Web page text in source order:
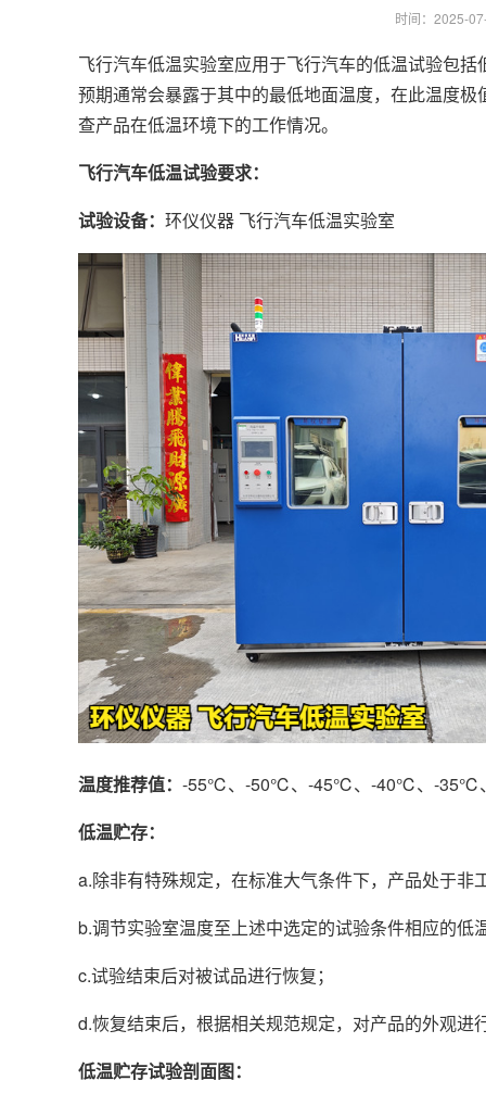
时间：2025-
飞行汽车低温实验室应用于飞行汽车的低温试验包
预期通常会暴露于其中的最低地面温度，在此温度
查产品在低温环境下的工作情况。
飞行汽车低温试验要求：
试验设备： 环仪仪器 飞行汽车低温实验室
温度推荐值： -55℃、-50℃、-45℃、-40℃、-
低温贮存：
a.除非有特殊规定，在标准大气条件下，产品处于非
b.调节实验室温度至上述中选定的试验条件相应的
c.试验结束后对被试品进行恢复；
d.恢复结束后，根据相关规范规定，对产品的外观
低温贮存试验剖面图：